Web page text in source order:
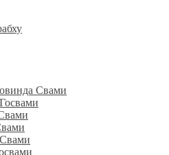
Свами